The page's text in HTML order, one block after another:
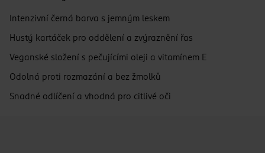
Intenzivní černá barva s jemným leskem
Hustý kartáček pro oddělení a zvýraznění řas
Veganské složení s pečujícími oleji a vitamínem E
Odolná proti rozmazání a bez žmolků
Snadné odlíčení a vhodná pro citlivé oči